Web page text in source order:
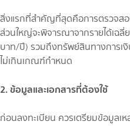
สิ่งแรกที่สำคัญที่สุดคือการตรวจส
ส่วนใหญ่จะพิจารณาจากรายได้เฉ
บาท/ปี) รวมถึงทรัพย์สินทางการเ
ไม่เกินเกณฑ์กำหนด
2. ข้อมูลและเอกสารที่ต้องใช้
ก่อนลงทะเบียน ควรเตรียมข้อมูลเ